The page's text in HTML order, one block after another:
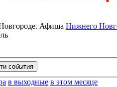
Афиша Нижнего
в выходные в этом месяце